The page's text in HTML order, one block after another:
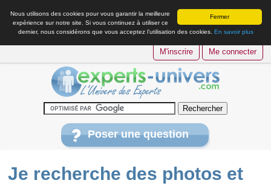
Fermer
Nous utilisons des cookies pour vous garantir la meilleure
expérience sur notre site. Si vous continuez à utiliser ce
dernier, nous considérons que vous acceptez l’utilisation des cookies. En savoir plus
M'inscrire Me connecter
Poser une question
Je recherche des photos et